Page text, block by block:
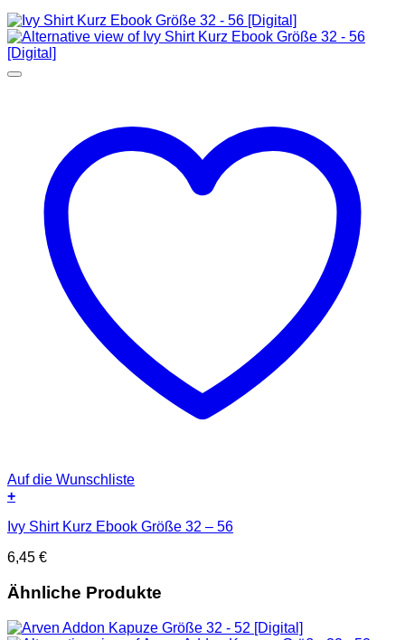
Auf die Wunschliste
+
Ivy Shirt Kurz Ebook Größe 32 – 56
6,45 €
Ähnliche Produkte